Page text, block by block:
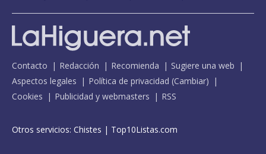
Contacto Redacción Recomienda
Sugiere una web
Aspectos legales
Política de privacidad (Cambiar)
Cookies
Publicidad y webmasters RSS
Otros servicios: Chistes | Top10Listas.com